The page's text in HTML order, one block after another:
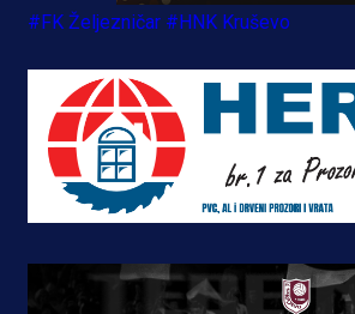
#FK Željezničar #HNK Kruševo